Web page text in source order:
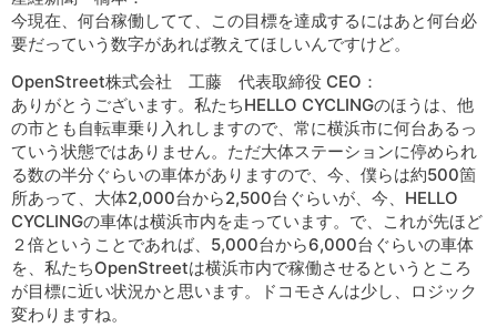
今現在、何台稼働してて、この目標を達成するにはあと何台必
要だっていう数字があれば教えてほしいんですけど。
OpenStreet株式会社 工藤 代表取締役 CEO：
ありがとうございます。私たちHELLO CYCLINGのほうは、他
の市とも自転車乗り入れしますので、常に横浜市に何台あるっ
ていう状態ではありません。ただ大体ステーションに停められ
る数の半分ぐらいの車体がありますので、今、僕らは約500箇
所あって、大体2,000台から2,500台ぐらいが、今、HELLO
CYCLINGの車体は横浜市内を走っています。で、これが先ほど
２倍ということであれば、5,000台から6,000台ぐらいの車体
を、私たちOpenStreetは横浜市内で稼働させるというところ
が目標に近い状況かと思います。ドコモさんは少し、ロジック
変わりますね。